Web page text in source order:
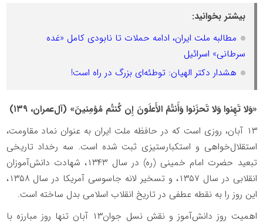
بیشتر بخوانید:
مطالبه ملت ایران، ادامه حملات تا نابودی کامل «غده
سرطانی» اسرائیل
هشدار دکتر الهیان: توطئه‌ای بزرگ در راه است!
«وَلا تَهِنوا وَلا تَحزَنوا وَأَنتُمُ الأَعلَونَ إِن کُنتُم مُؤمِنینَ» (آل‌عمران، ۱۳۹)
۱۳ آبان، روزی است که در حافظه ملت ایران به عنوان نماد مقاومت،
استقلال‌خواهی و استکبارستیزی ثبت شده است. سه رخداد تاریخی
تبعید حضرت امام خمینی (ره) در سال ۱۳۴۳، شهادت دانش‌آموزان
انقلابی در سال ۱۳۵۷، و تسخیر لانه جاسوسی آمریکا در سال ۱۳۵۸،
این روز را به نقطه عطفی در تاریخ انقلاب اسلامی بدل ساخته است.
اهمیت روز دانش‌آموز و نقش نسل جوان۱۳ آبان تنها روز مبارزه با